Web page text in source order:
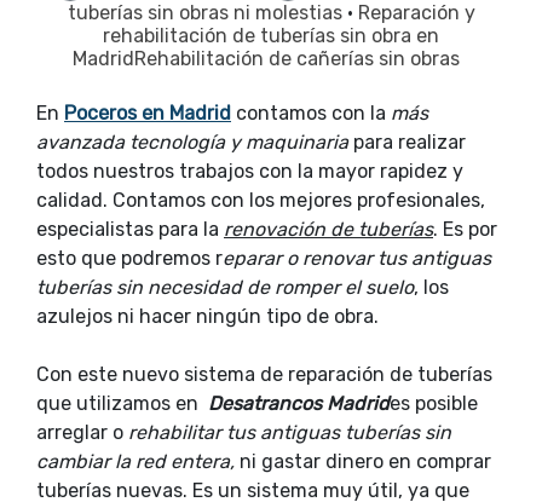
tuberías sin obras ni molestias · Reparación y
rehabilitación de tuberías sin obra en
MadridRehabilitación de cañerías sin obras
En Poceros en Madrid contamos con la más
avanzada tecnología y maquinariapara realizar
todos nuestros trabajos con la mayor rapidez y
calidad. Contamos con los mejores profesionales,
especialistas para la renovación de tuberías. Es por
esto que podremos reparar o renovar tus antiguas
tuberías sin necesidad de romper el suelo, los
azulejos ni hacer ningún tipo de obra.
Con este nuevo sistema de reparación de tuberías
que utilizamos en Desatrancos Madrides posible
arreglar o rehabilitar tus antiguas tuberías sin
cambiar la red entera, ni gastar dinero en comprar
tuberías nuevas. Es un sistema muy útil, ya que